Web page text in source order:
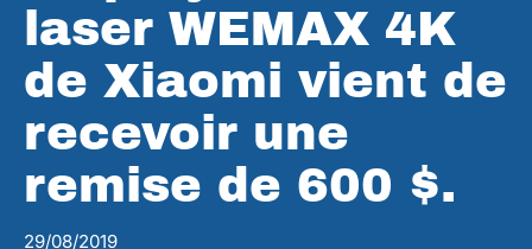
laser WEMAX 4K
de Xiaomi vient de
recevoir une
remise de 600 $.
29/08/2019